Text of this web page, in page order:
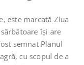
este marcată Ziua
își are
semnat Planul
cu scopul de a